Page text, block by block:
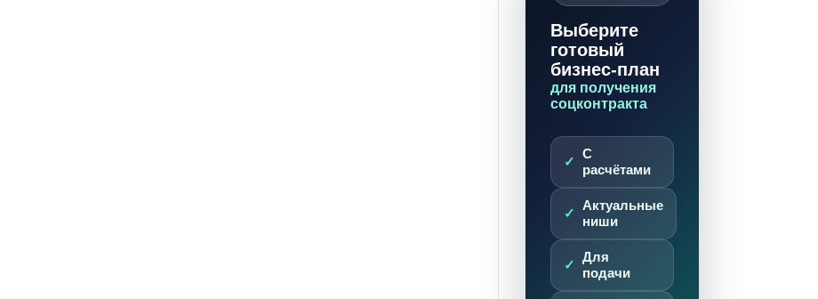
Выберите
готовый
бизнес-план
для получения
соцконтракта
С
расчётами
Актуальные
ниши
Для
подачи